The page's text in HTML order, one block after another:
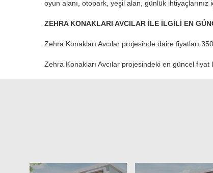
oyun alanı, otopark, yeşil alan, günlük
ZEHRA KONAKLARI AVCILAR İLE İLGİLİ EN
Zehra Konakları Avcılar projesinde daire fiyatları
Zehra Konakları Avcılar projesindeki en güncel fiyat